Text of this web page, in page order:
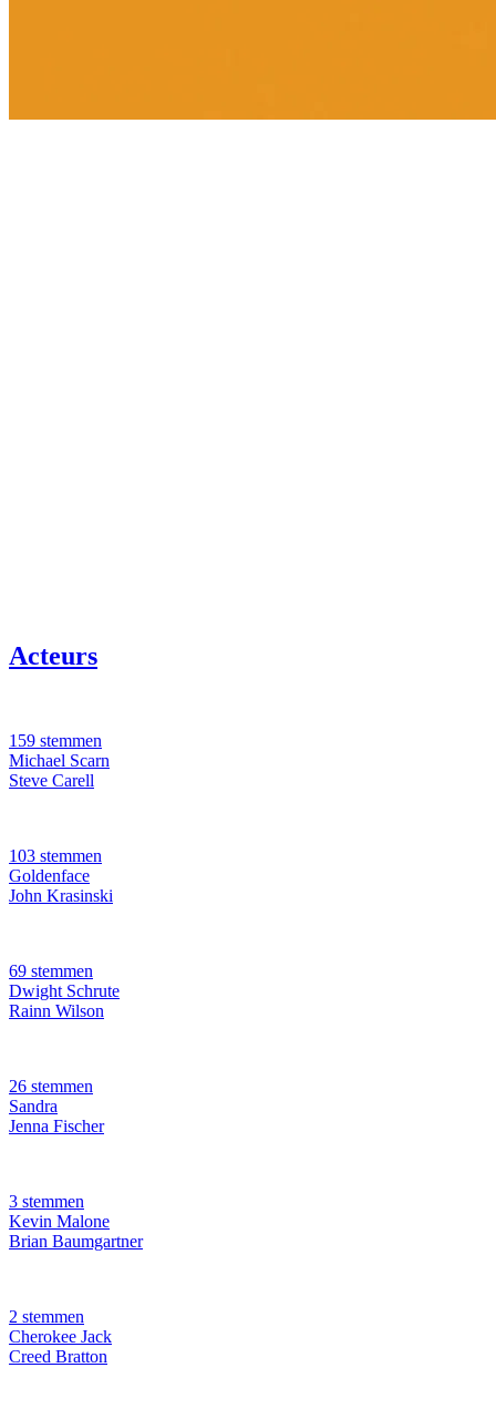
Acteurs
159 stemmen
Michael Scarn
Steve Carell
103 stemmen
Goldenface
John Krasinski
69 stemmen
Dwight Schrute
Rainn Wilson
26 stemmen
Sandra
Jenna Fischer
3 stemmen
Kevin Malone
Brian Baumgartner
2 stemmen
Cherokee Jack
Creed Bratton